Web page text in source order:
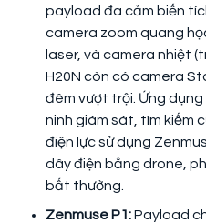
payload đa cảm biến
camera zoom quang
laser, và camera nhiệt
H20N còn có camera
đêm vượt trội. Ứng
ninh giám sát, tìm kiếm
điện lực sử dụng
dây điện bằng drone,
bất thường.
Zenmuse P1:Payload